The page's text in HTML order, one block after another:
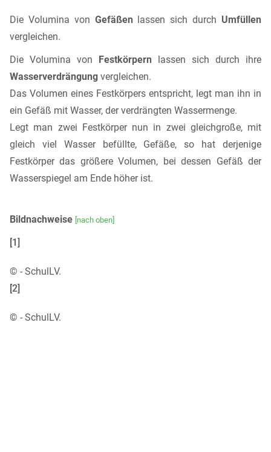
Die Volumina von Gefäßen lassen sich durch Umfüllen
vergleichen.
Die Volumina von Festkörpern lassen sich durch ihre
Wasserverdrängung vergleichen.
Das Volumen eines Festkörpers entspricht, legt man ihn in
ein Gefäß mit Wasser, der verdrängten Wassermenge.
Legt man zwei Festkörper nun in zwei gleichgroße, mit
gleich viel Wasser befüllte, Gefäße, so hat derjenige
Festkörper das größere Volumen, bei dessen Gefäß der
Wasserspiegel am Ende höher ist.
Bildnachweise [nach oben]
[1]
© - SchulLV.
[2]
© - SchulLV.